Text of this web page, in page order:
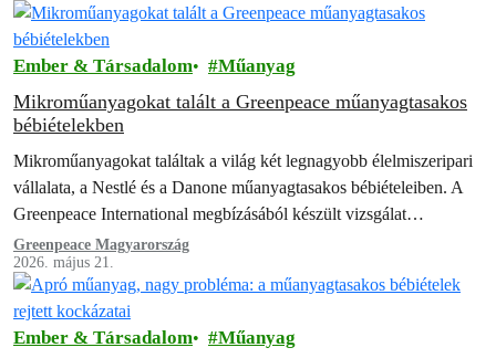
Ember & Társadalom Műanyag
Mikroműanyagokat talált a Greenpeace műanyagtasakos
bébiételekben
Mikroműanyagokat találtak a világ két legnagyobb élelmiszeripari
vállalata, a Nestlé és a Danone műanyagtasakos bébiételeiben. A
Greenpeace International megbízásából készült vizsgálat
eredményei aggályokat vetnek fel a csecsemőknek szánt
termékekkel kapcsolatban.
Greenpeace Magyarország
2026. május 21.
Ember & Társadalom Műanyag